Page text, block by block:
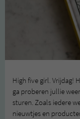
High five girl. Vrijdag!
ga proberen jullie
sturen. Zoals iedere
nieuwtjes en